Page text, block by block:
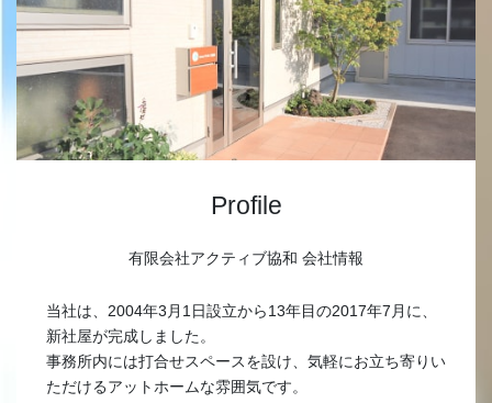
Profile
有限会社アクティブ協和 会社情報
当社は、2004年3月1日設立から13年目の2017年7月に、
新社屋が完成しました。
事務所内には打合せスペースを設け、気軽にお立ち寄りい
ただけるアットホームな雰囲気です。